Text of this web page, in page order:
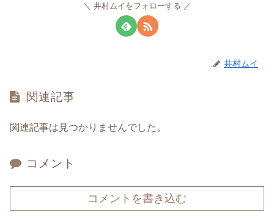
井村ムイをフォローする
井村ムイ
関連記事
関連記事は見つかりませんでした。
コメント
コメントを書き込む